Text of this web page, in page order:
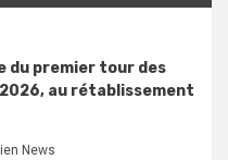
du premier tour des
au rétablissement
News